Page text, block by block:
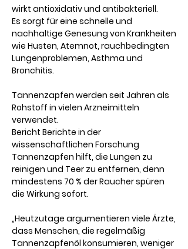
wirkt antioxidativ und antibakteriell.
Es sorgt für eine schnelle und
nachhaltige Genesung von Krankheiten
wie Husten, Atemnot, rauchbedingten
Lungenproblemen, Asthma und
Bronchitis.
Tannenzapfen werden seit Jahren als
Rohstoff in vielen Arzneimitteln
verwendet.
Bericht Berichte in der
wissenschaftlichen Forschung
Tannenzapfen hilft, die Lungen zu
reinigen und Teer zu entfernen, denn
mindestens 70 % der Raucher spüren
die Wirkung sofort.
„Heutzutage argumentieren viele Ärzte,
dass Menschen, die regelmäßig
Tannenzapfenöl konsumieren, weniger